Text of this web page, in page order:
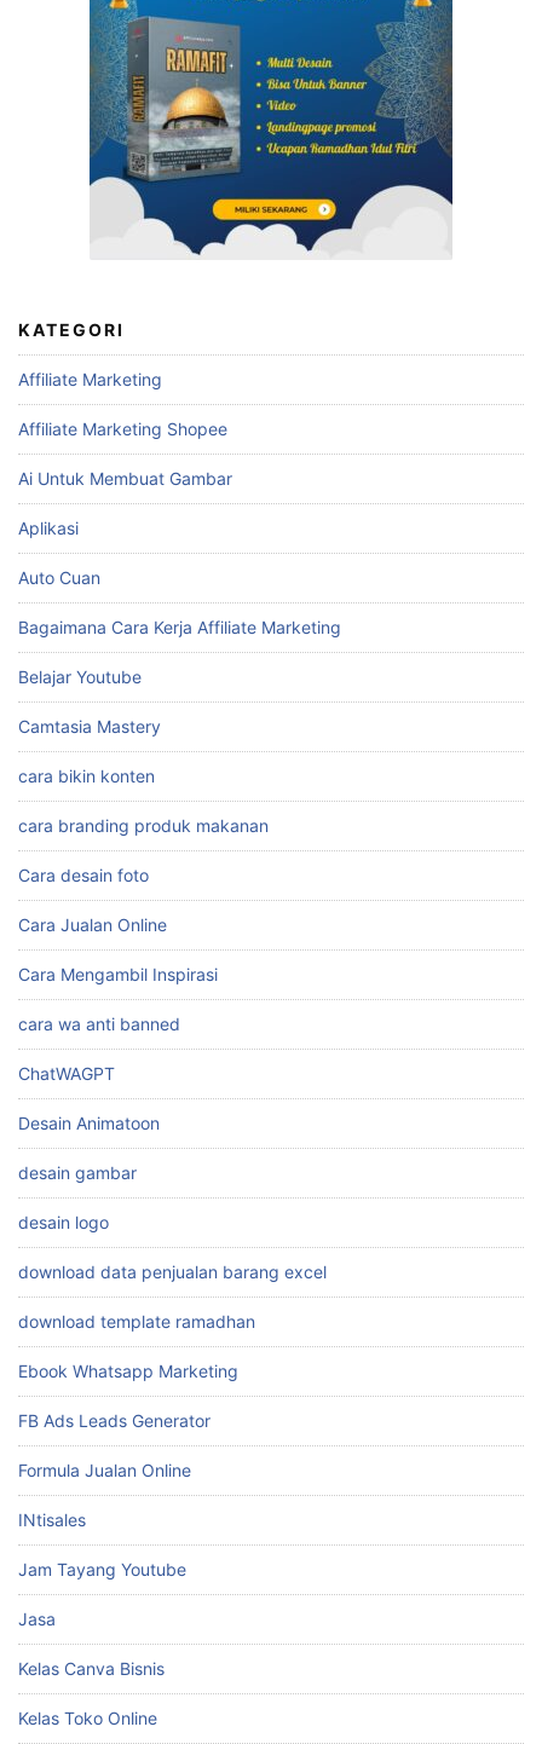
KATEGORI
Affiliate Marketing
Affiliate Marketing Shopee
Ai Untuk Membuat Gambar
Aplikasi
Auto Cuan
Bagaimana Cara Kerja Affiliate Marketing
Belajar Youtube
Camtasia Mastery
cara bikin konten
cara branding produk makanan
Cara desain foto
Cara Jualan Online
Cara Mengambil Inspirasi
cara wa anti banned
ChatWAGPT
Desain Animatoon
desain gambar
desain logo
download data penjualan barang excel
download template ramadhan
Ebook Whatsapp Marketing
FB Ads Leads Generator
Formula Jualan Online
INtisales
Jam Tayang Youtube
Jasa
Kelas Canva Bisnis
Kelas Toko Online